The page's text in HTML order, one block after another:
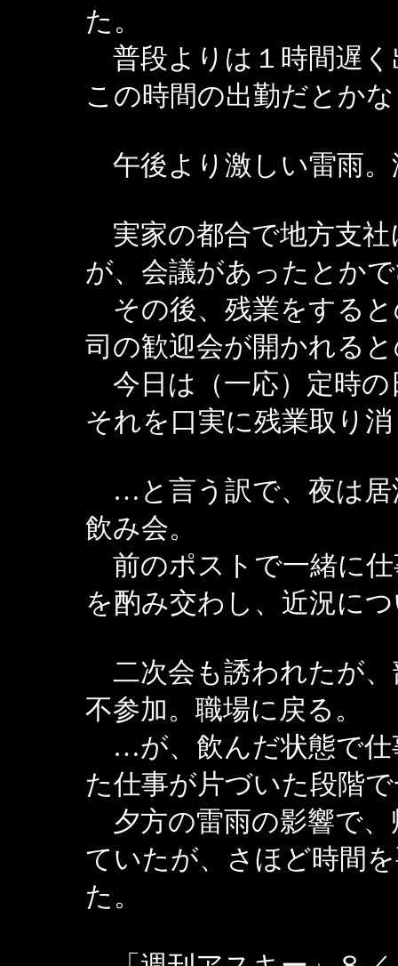
た。
普段よりは１時間遅く
この時間の出勤だとか
午後より激しい雷雨
実家の都合で地方支社
が、会議があったとか
その後、残業をする
司の歓迎会が開かれる
今日は（一応）定時
それを口実に残業取り
…と言う訳で、夜は居
飲み会。
前のポストで一緒に仕
を酌み交わし、近況に
二次会も誘われたが
不参加。職場に戻る。
…が、飲んだ状態で仕
た仕事が片づいた段階
夕方の雷雨の影響で、
ていたが、さほど時間
た。